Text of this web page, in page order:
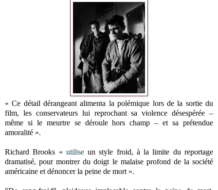
« Ce détail dérangeant alimenta la polémique lors de la sortie du
film, les conservateurs lui reprochant sa violence désespérée –
même si le meurtre se déroule hors champ – et sa prétendue
amoralité ».
Richard Brooks « utiliseun style froid, à la limite du reportage
dramatisé, pour montrer du doigt le malaise profond de la société
américaine et dénoncer la peine de mort ».